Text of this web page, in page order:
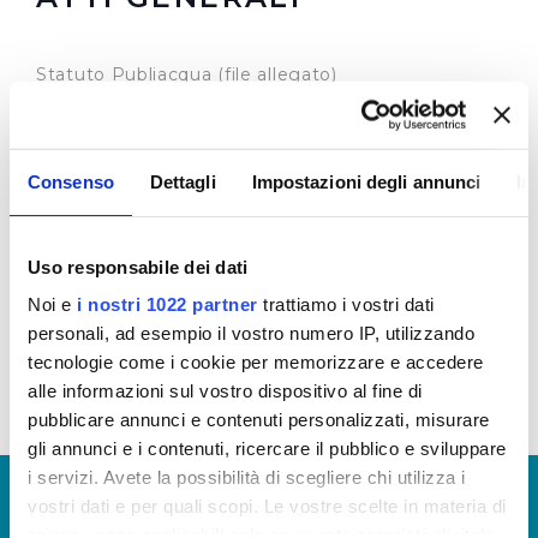
Consenso Dettagli Impostazioni degli annunci
Uso responsabile dei dati
Noi e i nostri 1022 partner trattiamo i vostri dati
personali, ad esempio il vostro numero IP, utilizzando
tecnologie come i cookie per memorizzare e accedere
alle informazioni sul vostro dispositivo al fine di
pubblicare annunci e contenuti personalizzati, misurare
gli annunci e i contenuti, ricercare il pubblico e sviluppare
i servizi. Avete la possibilità di scegliere chi utilizza i
vostri dati e per quali scopi. Le vostre scelte in materia di
Statuto Publiacqua (file allegato)
Per gli altri atti normativi e documentazioni che riguardano il
Servizio Idrico Integrato in Toscana si rimanda aAutorità
© Copyright 2017 - 2026
GLOSSARIO